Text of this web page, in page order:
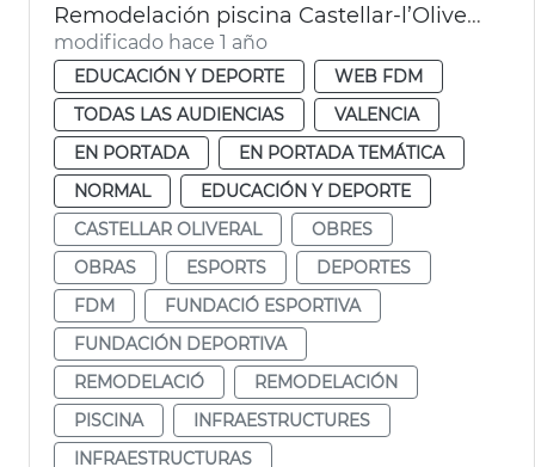
Remodelación piscina Castellar-l’Oliveral
modificado hace 1 año
EDUCACIÓN Y DEPORTE
WEB FDM
TODAS LAS AUDIENCIAS
VALENCIA
EN PORTADA
EN PORTADA TEMÁTICA
NORMAL
EDUCACIÓN Y DEPORTE
CASTELLAR OLIVERAL
OBRES
OBRAS
ESPORTS
DEPORTES
FDM
FUNDACIÓ ESPORTIVA
FUNDACIÓN DEPORTIVA
REMODELACIÓ
REMODELACIÓN
PISCINA
INFRAESTRUCTURES
INFRAESTRUCTURAS